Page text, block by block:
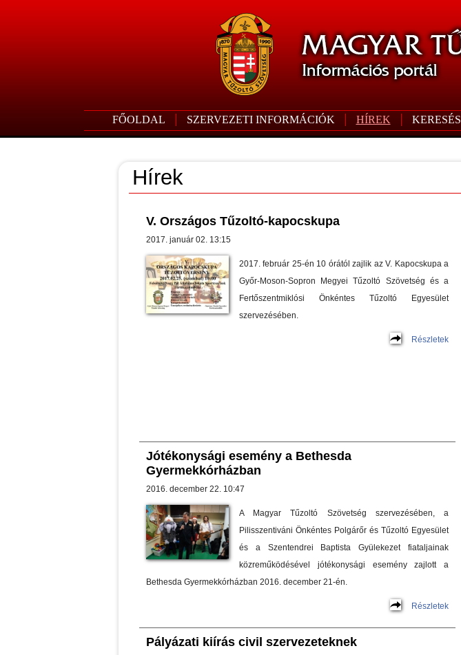
FŐOLDAL SZERVEZETI INFORMÁCIÓK HÍREK KERESÉS
Hírek
V. Országos Tűzoltó-kapocskupa
2017. január 02. 13:15
2017. február 25-én 10 órától zajlik az V. Kapocskupa a
Győr-Moson-Sopron Megyei Tűzoltó Szövetség és a
Fertőszentmiklósi Önkéntes Tűzoltó Egyesület
szervezésében.
Részletek
Jótékonysági esemény a Bethesda
Gyermekkórházban
2016. december 22. 10:47
A Magyar Tűzoltó Szövetség szervezésében, a
Pilisszentiváni Önkéntes Polgárőr és Tűzoltó Egyesület
és a Szentendrei Baptista Gyülekezet fiataljainak
közreműködésével jótékonysági esemény zajlott a
Bethesda Gyermekkórházban 2016. december 21-én.
Részletek
Pályázati kiírás civil szervezeteknek